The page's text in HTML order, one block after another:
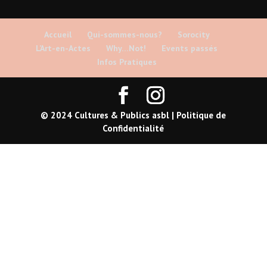
Accueil Qui-sommes-nous?
Sorocity
L’Art-en-Actes
Why…Not!
Events passés
Infos Pratiques
© 2024 Cultures & Publics asbl | Politique de
Confidentialité